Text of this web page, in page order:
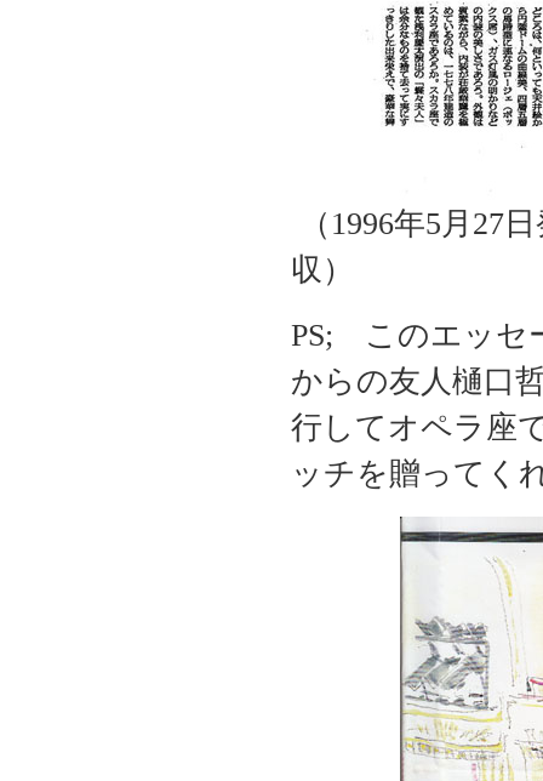
（1996年5月27
収）
PS; このエッセ
からの友人樋口
行してオペラ座
ッチを贈ってく